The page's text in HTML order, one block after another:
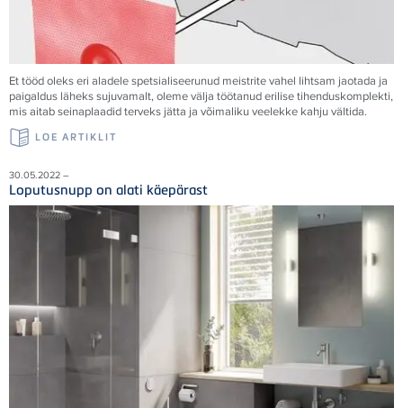
Et tööd oleks eri aladele spetsialiseerunud meistrite vahel lihtsam jaotada ja
paigaldus läheks sujuvamalt, oleme välja töötanud erilise tihenduskomplekti,
mis aitab seinaplaadid terveks jätta ja võimaliku veelekke kahju vältida.
LOE ARTIKLIT
30.05.2022 –
Loputusnupp on alati käepärast